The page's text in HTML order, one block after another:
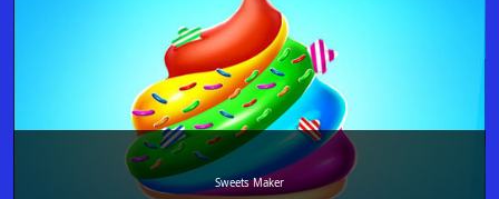
Sweets Maker